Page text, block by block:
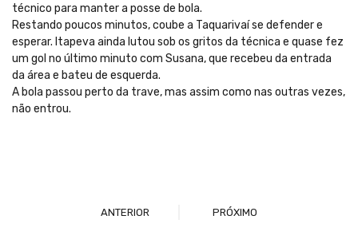
técnico para manter a posse de bola.
Restando poucos minutos, coube a Taquarivaí se defender e
esperar. Itapeva ainda lutou sob os gritos da técnica e quase fez
um gol no último minuto com Susana, que recebeu da entrada
da área e bateu de esquerda.
A bola passou perto da trave, mas assim como nas outras vezes,
não entrou.
ANTERIOR PRÓXIMO